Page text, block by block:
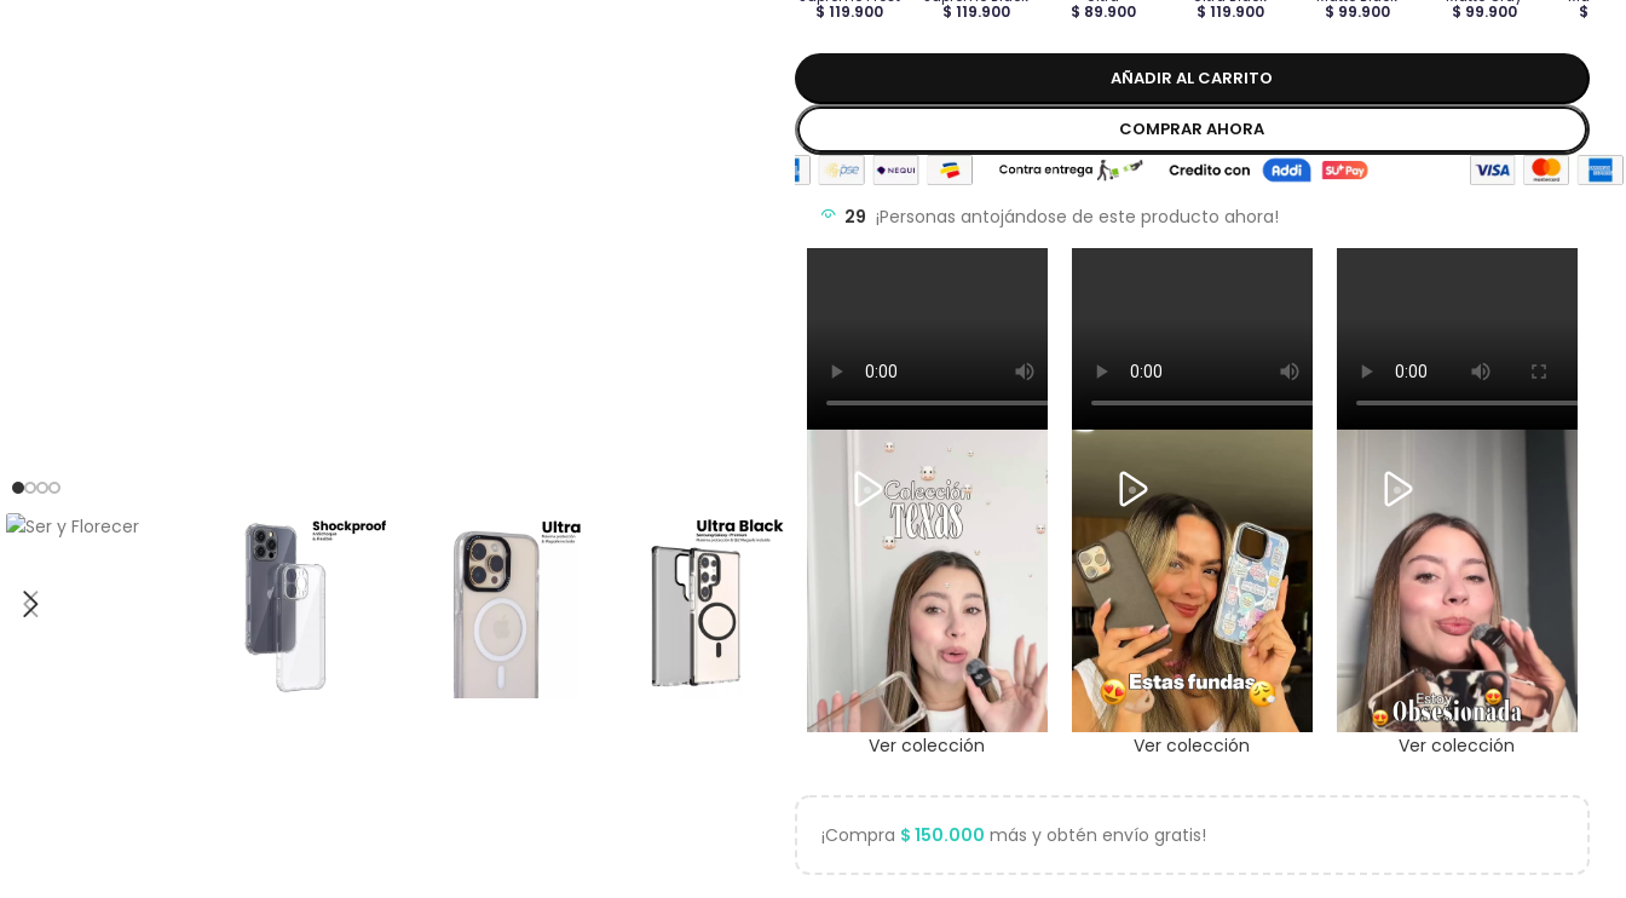
$ 119.900 $ 119.900 $ 89.900 $ 119.900 $ 99.900 $ 99.900 $
AÑADIR AL CARRITO
COMPRAR AHORA
29 ¡Personas antojándose de este producto ahora!
Ver colección Ver colección Ver colección
¡Compra $ 150.000 más y obtén envío gratis!